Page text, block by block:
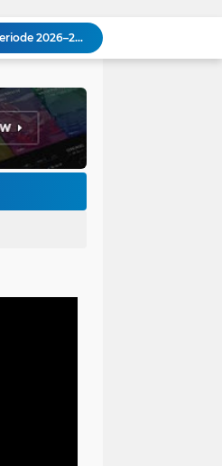
Ketum Paguyuban Cepot Motah Resmikan 28 UMKM, Siap Gelar Festival Budaya dan UMKM di Jalan Braga
Edi Rusyandi Terpilih Secara Aklamasi Pimpin Golkar Bandung Barat, Tonggak Baru Kepemimpinan Harmonis "Turun Ranjang"
Bupati Jeje Ritchie Ismail Rotasikan Kadishub dan Kadisbudpar, Serta Lantik Ratusan ASN Bandung Barat
Pemkot Bandung Siagakan Distribusi Air Bersih Hadapi Dampak Musim Kemarau
Pemkot Bandung Gandeng Big Bad Wolf Hadirkan Festival Literasi Pages and Plates